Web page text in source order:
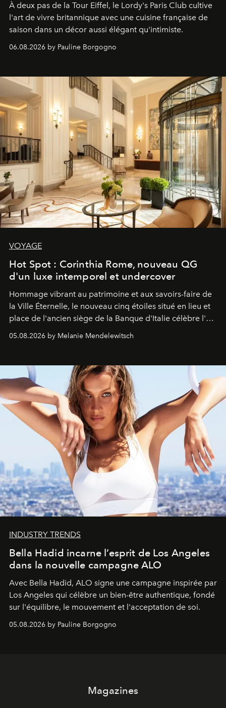
À deux pas de la Tour Eiffel, le Lordy's Paris Club cultive
l'art de vivre britannique avec une cuisine française de
saison dans un décor aussi élégant qu'intimiste.
06.08.2026 by Pauline Borgogno
VOYAGE
Hot Spot : Corinthia Rome, nouveau QG
d'un luxe intemporel et undercover
Hommage vibrant au patrimoine et aux savoirs-faire de
la Ville Éternelle, le nouveau cinq étoiles situé en lieu et
place de l'ancien siège de la Banque d'Italie célèbre l'art
de vivre Romain dans toute son élégance intemporelle.
05.08.2026 by Melanie Mendelewitsch
INDUSTRY TRENDS
Bella Hadid incarne l’esprit de Los Angeles
dans la nouvelle campagne ALO
Avec Bella Hadid, ALO signe une campagne inspirée par
Los Angeles qui célèbre un bien-être authentique, fondé
sur l'équilibre, le mouvement et l'acceptation de soi.
05.08.2026 by Pauline Borgogno
Magazines